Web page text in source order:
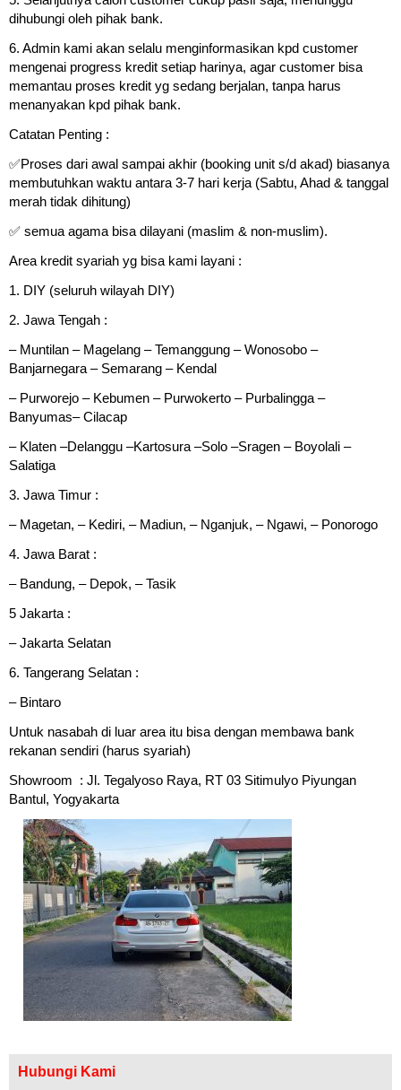
dihubungi oleh pihak bank.
6. Admin kami akan selalu menginformasikan kpd customer
mengenai progress kredit setiap harinya, agar customer bisa
memantau proses kredit yg sedang berjalan, tanpa harus
menanyakan kpd pihak bank.
Catatan Penting :
✅Proses dari awal sampai akhir (booking unit s/d akad) biasanya
membutuhkan waktu antara 3-7 hari kerja (Sabtu, Ahad & tanggal
merah tidak dihitung)
✅ semua agama bisa dilayani (maslim & non-muslim).
Area kredit syariah yg bisa kami layani :
1. DIY (seluruh wilayah DIY)
2. Jawa Tengah :
– Muntilan – Magelang – Temanggung – Wonosobo –
Banjarnegara – Semarang – Kendal
– Purworejo – Kebumen – Purwokerto – Purbalingga –
Banyumas– Cilacap
– Klaten –Delanggu –Kartosura –Solo –Sragen – Boyolali –
Salatiga
3. Jawa Timur :
– Magetan, – Kediri, – Madiun, – Nganjuk, – Ngawi, – Ponorogo
4. Jawa Barat :
– Bandung, – Depok, – Tasik
5 Jakarta :
– Jakarta Selatan
6. Tangerang Selatan :
– Bintaro
Untuk nasabah di luar area itu bisa dengan membawa bank
rekanan sendiri (harus syariah)
Showroom : Jl. Tegalyoso Raya, RT 03 Sitimulyo Piyungan
Bantul, Yogyakarta
Hubungi Kami